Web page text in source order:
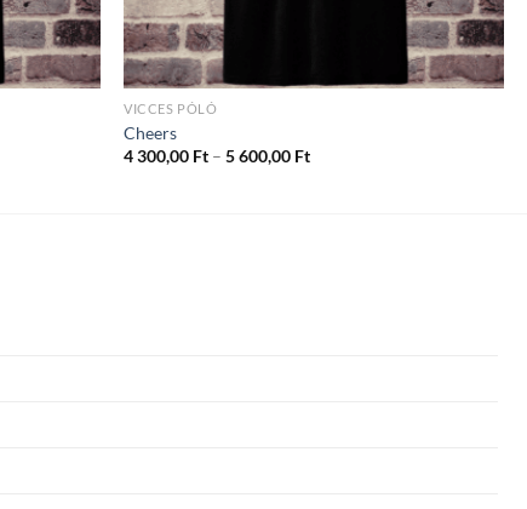
VICCES PÓLÓ
Cheers
4 300,00 Ft – 5 600,00 FtÁrtartomány: